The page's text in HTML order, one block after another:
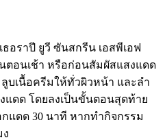
ธอราปี ยูวี ซันสกรีน เอสพีเอฟ
นตอนเช้า หรือก่อนสัมผัสแสงแดด
บเนื้อครีมให้ทั่วผิวหน้า และลำ
แดด โดยลงเป็นขั้นตอนสุดท้าย
แดด 30 นาที หากทำกิจกรรม
ง